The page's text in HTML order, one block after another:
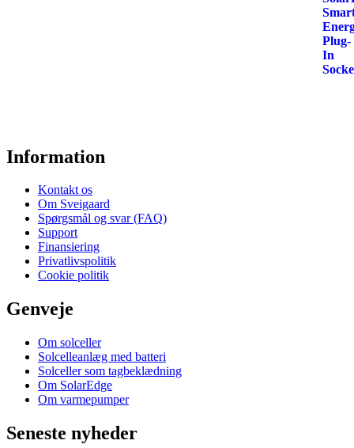
Information
Kontakt os
Om Sveigaard
Spørgsmål og svar (FAQ)
Support
Finansiering
Privatlivspolitik
Cookie politik
Genveje
Om solceller
Solcelleanlæg med batteri
Solceller som tagbeklædning
Om SolarEdge
Om varmepumper
Seneste nyheder